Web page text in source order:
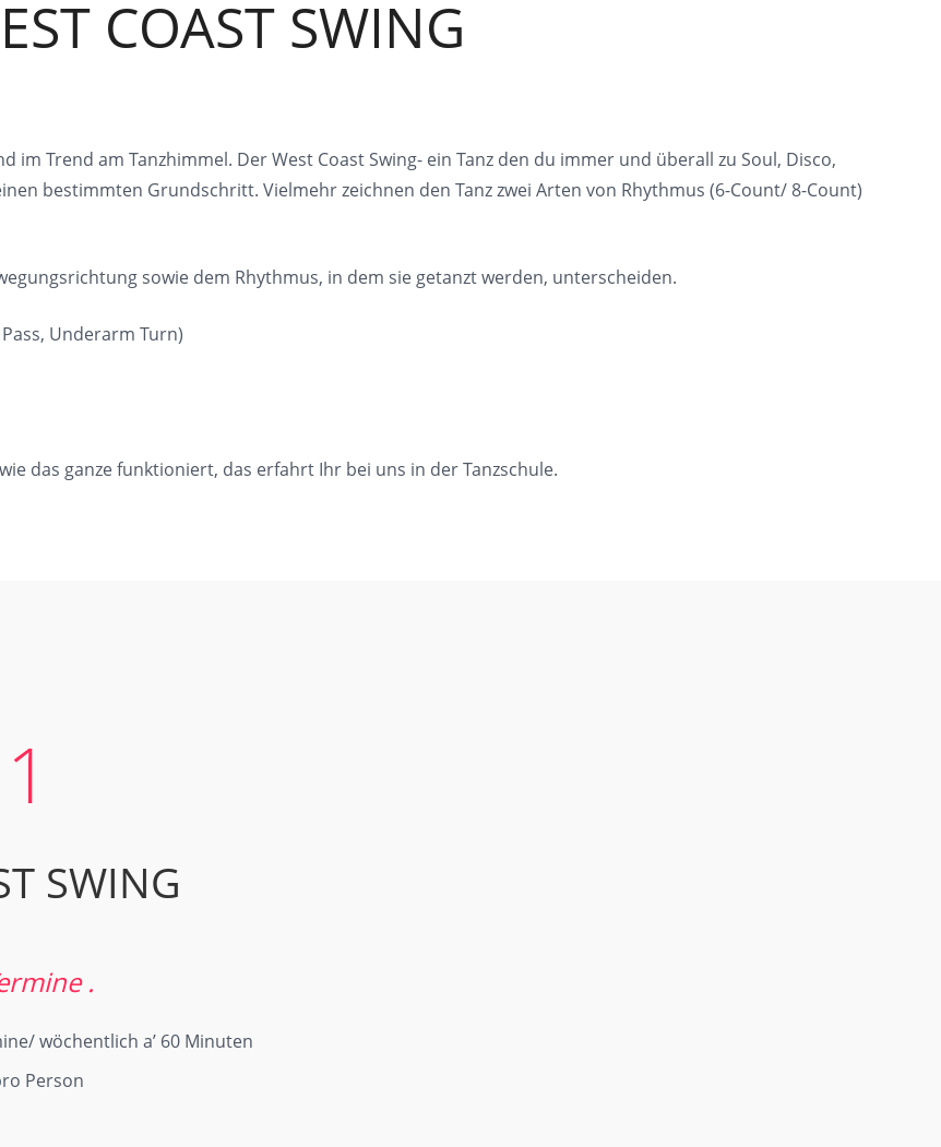
COAST SWING
im Trend am Tanzhimmel. Der West Coast Swing- ein Tanz den du immer und überall zu Soul, Disco,
bestimmten Grundschritt. Vielmehr zeichnen den Tanz zwei Arten von Rhythmus (6-Count/ 8-Count)
sowie dem Rhythmus, in dem sie getanzt werden, unterscheiden.
Underarm Turn)
das ganze funktioniert, das erfahrt Ihr bei uns in der Tanzschule.
SWING
.
wöchentlich a’ 60 Minuten
Person